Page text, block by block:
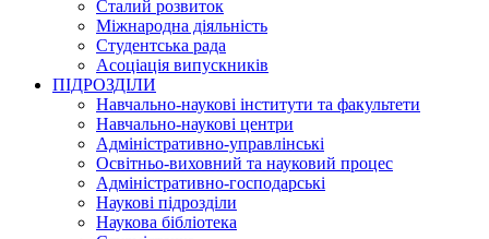
Сталий розвиток
Міжнародна діяльність
Студентська рада
Асоціація випускників
ПІДРОЗДІЛИ
Навчально-наукові інститути та факультети
Навчально-наукові центри
Адміністративно-управлінські
Освітньо-виховний та науковий процес
Адміністративно-господарські
Наукові підрозділи
Наукова бібліотека